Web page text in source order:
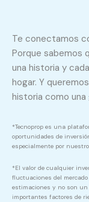
Te conectamos
Porque sabemos
una historia y
hogar. Y
historia como una
*Tecnoprop es una
oportunidades de
especialmente por
*El valor de cualquier
fluctuaciones del
estimaciones y no son un
importantes factores de